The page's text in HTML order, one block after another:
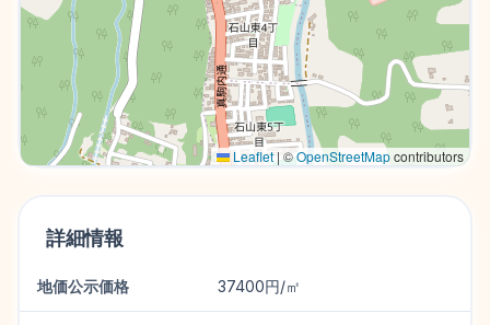
Leaflet |©OpenStreetMapcontributors
詳細情報
地価公示価格 37400円/㎡